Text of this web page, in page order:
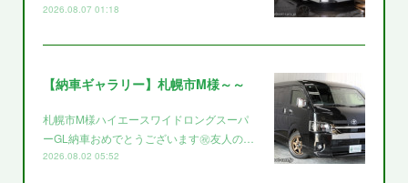
2026.08.07 01:18
【納車ギャラリー】札幌市M様～～
札幌市M様ハイエースワイドロングスーパ
ーGL納車おめでとうございます㊗️友人の…
2026.08.02 05:52